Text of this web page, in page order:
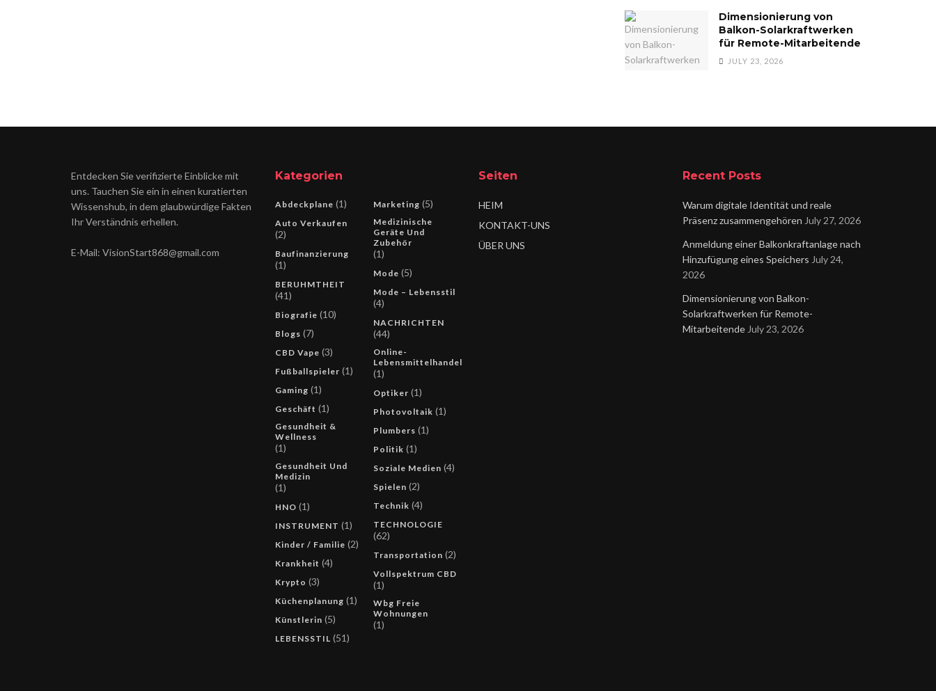
Dimensionierung von
Balkon-Solarkraftwerken
für Remote-Mitarbeitende
JULY 23, 2026
Entdecken Sie verifizierte Einblicke mit
uns. Tauchen Sie ein in einen kuratierten
Wissenshub, in dem glaubwürdige Fakten
Ihr Verständnis erhellen.
E-Mail: VisionStart868@gmail.com
Kategorien
Abdeckplane (1)
Auto Verkaufen
(2)
Baufinanzierung
(1)
BERUHMTHEIT
(41)
Biografie (10)
Blogs (7)
CBD Vape (3)
Fußballspieler (1)
Gaming (1)
Geschäft (1)
Gesundheit &
Wellness
(1)
Gesundheit Und
Medizin
(1)
HNO (1)
INSTRUMENT (1)
Kinder / Familie (2)
Krankheit (4)
Krypto (3)
Küchenplanung (1)
Künstlerin (5)
LEBENSSTIL (51)
Marketing (5)
Medizinische
Geräte Und
Zubehör
(1)
Mode (5)
Mode – Lebensstil
(4)
NACHRICHTEN
(44)
Online-
Lebensmittelhandel
(1)
Optiker (1)
Photovoltaik (1)
Plumbers (1)
Politik (1)
Soziale Medien (4)
Spielen (2)
Technik (4)
TECHNOLOGIE
(62)
Transportation (2)
Vollspektrum CBD
(1)
Wbg Freie
Wohnungen
(1)
Seiten
HEIM
KONTAKT-UNS
ÜBER UNS
Recent Posts
Warum digitale Identität und reale
Präsenz zusammengehören July 27, 2026
Anmeldung einer Balkonkraftanlage nach
Hinzufügung eines Speichers July 24,
2026
Dimensionierung von Balkon-
Solarkraftwerken für Remote-
Mitarbeitende July 23, 2026